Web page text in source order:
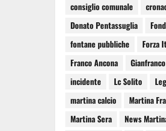
consiglio comunale
Donato Pentassuglia
fontane pubbliche
Forza
Franco Ancona
incidente
Lc Solito
martina calcio
Martina
Martina Sera
News